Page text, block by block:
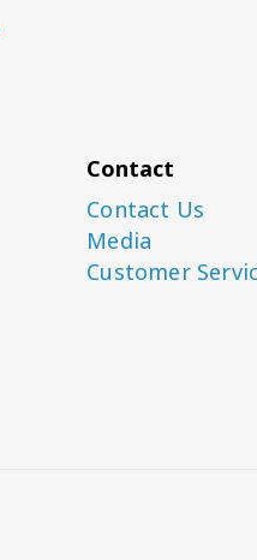
Contact
Contact Us
Media
Customer